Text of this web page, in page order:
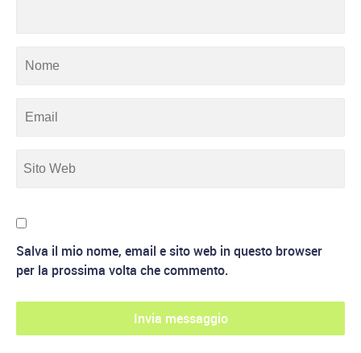
Salva il mio nome, email e sito web in questo browser
per la prossima volta che commento.